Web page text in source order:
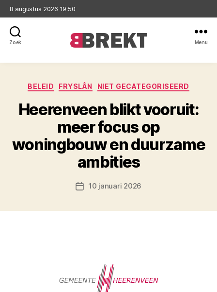
8 augustus 2026 19:50
Zoek Menu
Categorieën
BELEID FRYSLÂN NIET GECATEGORISEERD
Heerenveen blikt vooruit:
meer focus op
woningbouw en duurzame
ambities
Berichtdatum
10 januari 2026